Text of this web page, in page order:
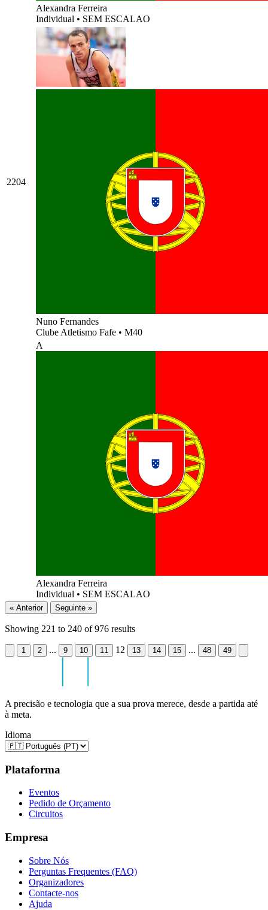
Alexandra Ferreira
Individual • SEM ESCALAO
2204
Nuno Fernandes
Clube Atletismo Fafe • M40
A
Alexandra Ferreira
Individual • SEM ESCALAO
« Anterior Seguinte »
Showing 221 to 240 of 976 results
1 2 ... 9 10 11 12 13 14 15 ... 48 49
A precisão e tecnologia que a sua prova merece, desde a partida até
à meta.
Idioma
Plataforma
Eventos
Pedido de Orçamento
Circuitos
Empresa
Sobre Nós
Perguntas Frequentes (FAQ)
Organizadores
Contacte-nos
Ajuda